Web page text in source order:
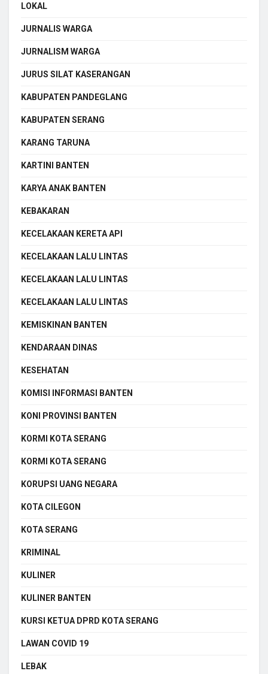
LOKAL
JURNALIS WARGA
JURNALISM WARGA
JURUS SILAT KASERANGAN
KABUPATEN PANDEGLANG
KABUPATEN SERANG
KARANG TARUNA
KARTINI BANTEN
KARYA ANAK BANTEN
KEBAKARAN
KECELAKAAN KERETA API
KECELAKAAN LALU LINTAS
KECELAKAAN LALU LINTAS
KECELAKAAN LALU LINTAS
KEMISKINAN BANTEN
KENDARAAN DINAS
KESEHATAN
KOMISI INFORMASI BANTEN
KONI PROVINSI BANTEN
KORMI KOTA SERANG
KORMI KOTA SERANG
KORUPSI UANG NEGARA
KOTA CILEGON
KOTA SERANG
KRIMINAL
KULINER
KULINER BANTEN
KURSI KETUA DPRD KOTA SERANG
LAWAN COVID 19
LEBAK